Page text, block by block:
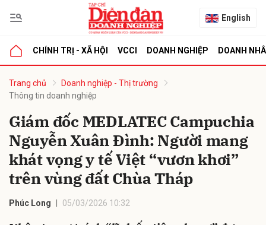
English
CHÍNH TRỊ - XÃ HỘI VCCI DOANH NGHIỆP DOANH
Trang chủ
Doanh nghiệp - Thị trường
Thông tin doanh nghiệp
Giám đốc MEDLATEC Campuchia
Nguyễn Xuân Đình: Người mang
khát vọng y tế Việt “vươn khơi”
trên vùng đất Chùa Tháp
Phúc Long 05/03/2026 10:32
luận